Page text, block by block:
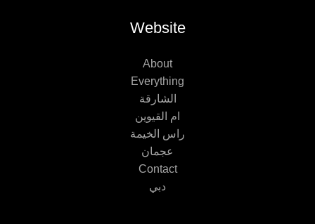
Website
About
Everything
الشارقة
ام القيوين
راس الخيمة
عجمان
Contact
دبي